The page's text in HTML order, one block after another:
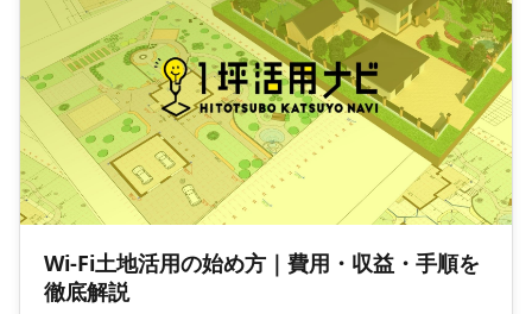
Wi-Fi土地活用の始め方｜費用・収益・手順を
徹底解説